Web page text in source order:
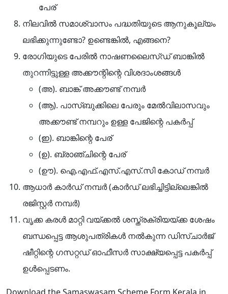
പേര്
നിലവിൽ സമാശ്വാസം പദ്ധതിയുടെ ആനുകൂല്യം
ലഭിക്കുന്നുണ്ടോ? ഉണ്ടെങ്കിൽ, എങ്ങനെ?
രോഗിയുടെ പേരിൽ നാഷണലൈസ്ഡ് ബാങ്കിൽ
തുറന്നിട്ടുള്ള അക്കൗന്റിന്റെ വിശദാംശങ്ങൾ
(അ). ബാങ്ക് അക്കൗണ്ട് നമ്പർ
(ആ). പാസ്ബുക്കിലെ പേരും മേൽവിലാസവും
അക്കൗണ്ട് നമ്പറും ഉള്ള പേജിന്റെ പകർപ്പ്
(ഇ). ബാങ്കിന്റെ പേര്
(ഉ). ബ്രാഞ്ചിന്റെ പേര്
(ഊ). ഐ.എഫ്.എസ്.എസ്.സി കോഡ് നമ്പർ
ആധാർ കാർഡ് നമ്പർ (കാർഡ് ലഭിച്ചിട്ടില്ലെങ്കിൽ
രജിസ്റ്റർ നമ്പർ)
വൃക്ക കരൾ മാറ്റി വയ്ക്കൽ ശസ്ത്രക്രിയയ്ക്ക ശേഷം
ബന്ധപ്പെട്ട ആശുപത്രികൾ നൽകുന്ന ഡിസ്ചാർജ്
ഷീറ്റിന്റെ ഗസറ്റഡ് ഓഫീസർ സാക്ഷ്യപ്പെട്ട പകർപ്പ്
ഉൾപ്പെടണം.